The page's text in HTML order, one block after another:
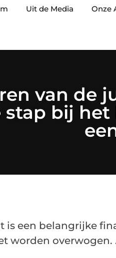
Uit de Media Onze
van de
stap bij
is een belangrijke
worden overwogen.